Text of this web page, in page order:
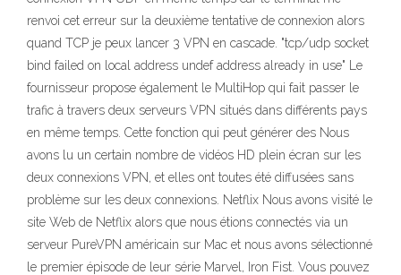
renvoi cet erreur sur la deuxième tentative de connexion alors
quand TCP je peux lancer 3 VPN en cascade. "tcp/udp socket
bind failed on local address undef address already in use" Le
fournisseur propose également le MultiHop qui fait passer le
trafic à travers deux serveurs VPN situés dans différents pays
en même temps. Cette fonction qui peut générer des Nous
avons lu un certain nombre de vidéos HD plein écran sur les
deux connexions VPN, et elles ont toutes été diffusées sans
problème sur les deux connexions. Netflix Nous avons visité le
site Web de Netflix alors que nous étions connectés via un
serveur PureVPN américain sur Mac et nous avons sélectionné
le premier épisode de leur série Marvel, Iron Fist. Vous pouvez